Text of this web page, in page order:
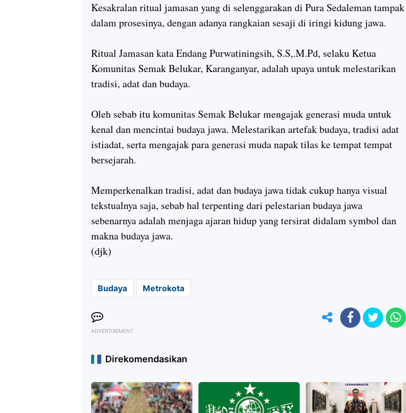
Kesakralan ritual jamasan yang di selenggarakan di Pura Sedaleman tampak
dalam prosesinya, dengan adanya rangkaian sesaji di iringi kidung jawa.
Ritual Jamasan kata Endang Purwatiningsih, S.S,.M.Pd, selaku Ketua
Komunitas Semak Belukar, Karanganyar, adalah upaya untuk melestarikan
tradisi, adat dan budaya.
Oleh sebab itu komunitas Semak Belukar mengajak generasi muda untuk
kenal dan mencintai budaya jawa. Melestarikan artefak budaya, tradisi adat
istiadat, serta mengajak para generasi muda napak tilas ke tempat tempat
bersejarah.
Memperkenalkan tradisi, adat dan budaya jawa tidak cukup hanya visual
tekstualnya saja, sebab hal terpenting dari pelestarian budaya jawa
sebenarnya adalah menjaga ajaran hidup yang tersirat didalam symbol dan
makna budaya jawa.
(djk)
Budaya Metrokota
ADVERTISEMENT
Direkomendasikan